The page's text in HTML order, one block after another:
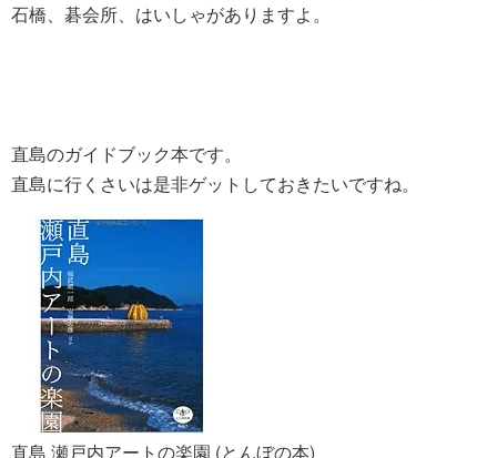
石橋、碁会所、はいしゃがありますよ。
直島のガイドブック本です。
直島に行くさいは是非ゲットしておきたいですね。
直島 瀬戸内アートの楽園 (とんぼの本)